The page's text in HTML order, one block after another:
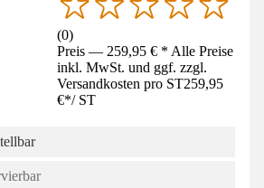
(0)
Preis — 259,95 € * Alle Preise
inkl. MwSt. und ggf. zzgl.
Versandkosten pro ST259,95
€*/ ST